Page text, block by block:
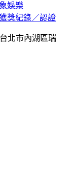
娛樂
獎紀錄／認證
北市內湖區瑞